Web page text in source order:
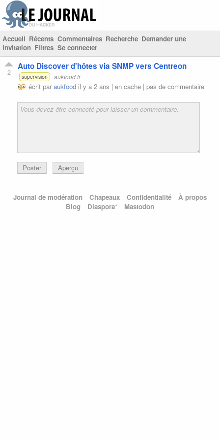
Accueil Récents Commentaires Recherche Demander une
invitation Filtres Se connecter
2
Auto Discover d'hôtes via SNMP vers Centreon
supervision aukfood.fr
écrit paraukfood il y a 2 ans | en cache | pas de commentaire
Poster Aperçu
Journal de modération Chapeaux Confidentialité
À propos
Blog
Diaspora* Mastodon